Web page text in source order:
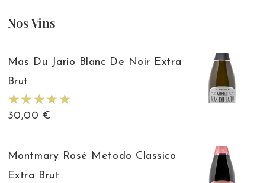
Nos Vins
Mas Du Jario Blanc De Noir Extra
Brut
30,00 €
Montmary Rosé Metodo Classico
Extra Brut